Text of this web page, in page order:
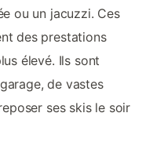
ou un jacuzzi. Ces
des prestations
élevé. Ils sont
de vastes
ses skis le soir